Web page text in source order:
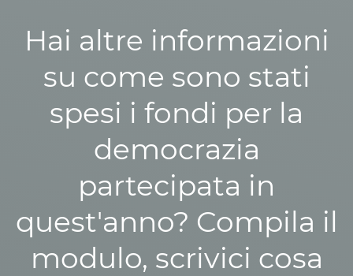
Hai altre informazioni
su come sono stati
spesi i fondi per la
democrazia
partecipata in
quest'anno? Compila il
modulo, scrivici cosa